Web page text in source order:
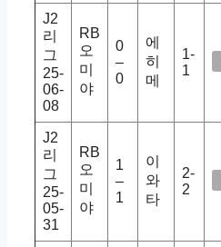
J2
리
그
25-
06-
08
RB
오
미
야
0
–
0
에
히
메
1-
1
J2
리
그
25-
05-
31
RB
오
미
야
1
–
1
이
와
타
2-
2